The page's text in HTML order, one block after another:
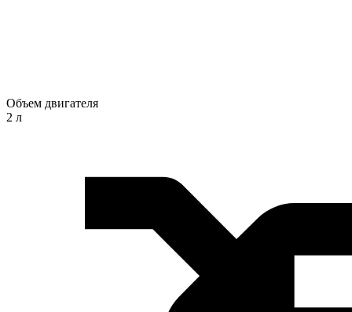
Объем двигателя
2 л